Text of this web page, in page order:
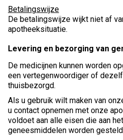
Betalingswijze
De betalingswijze wijkt niet af
apotheeksituatie.
Levering en bezorging van
De medicijnen kunnen worden
een vertegenwoordiger of
thuisbezorgd.
Als u gebruik wilt maken van
u contact opnemen met onze
voldoet aan alle eisen die aan
geneesmiddelen worden